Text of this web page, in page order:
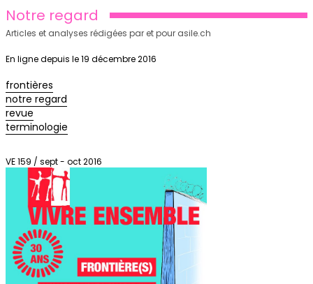
Notre regard
Articles et analyses rédigées par et pour asile.ch
En ligne depuis le 19 décembre 2016
frontières
notre regard
revue
terminologie
VE 159 / sept - oct 2016